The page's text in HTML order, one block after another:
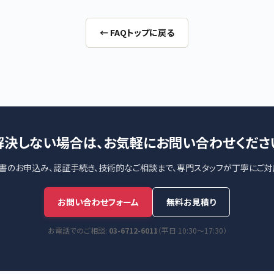
← FAQトップに戻る
しない場合は、お気軽にお問い合わせくださ
のお申込み、認証手続き、技術的なご相談まで、専門スタッフが丁寧にご対
お問い合わせフォーム 無料お見積り
お電話でのご相談: 03-6712-6011（平日 10:30〜17:30）